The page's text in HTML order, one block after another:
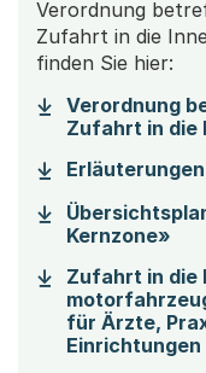
Verordnung
Zufahrt in die
finden Sie hier:
Verordnung
Zufahrt in die
Kernzone»
Zufahrt in die
für Ärzte,
Einrichtungen